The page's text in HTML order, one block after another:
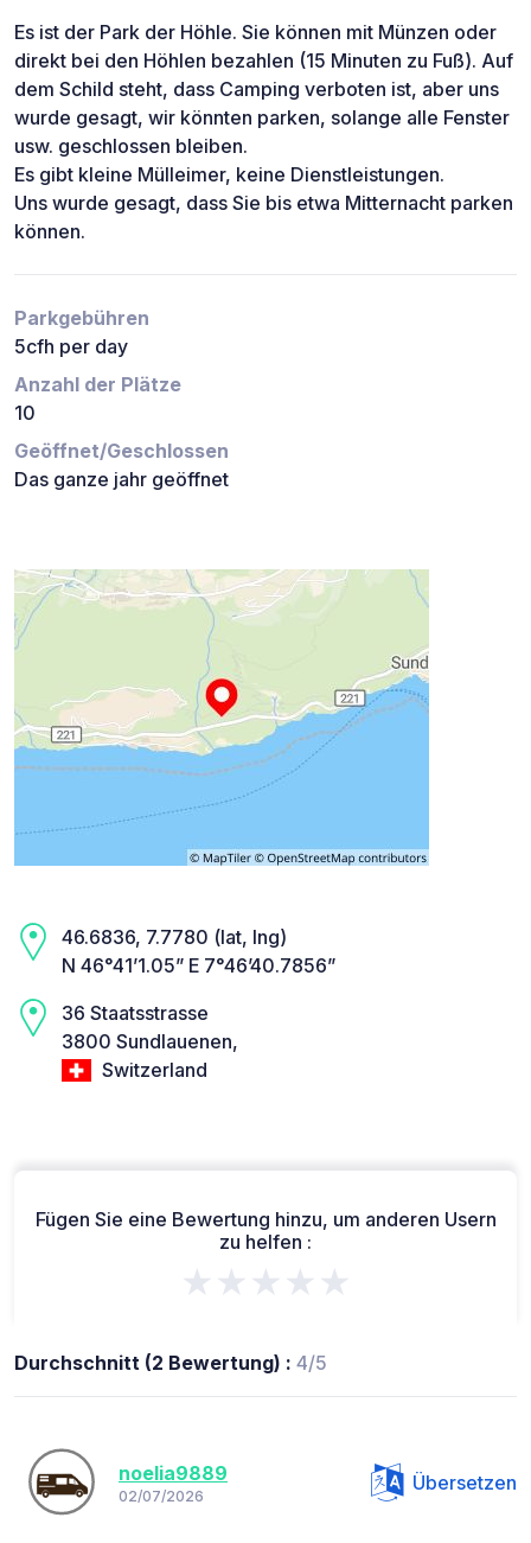
Es ist der Park der Höhle. Sie können mit Münzen oder
direkt bei den Höhlen bezahlen (15 Minuten zu Fuß). Auf
dem Schild steht, dass Camping verboten ist, aber uns
wurde gesagt, wir könnten parken, solange alle Fenster
usw. geschlossen bleiben.
Es gibt kleine Mülleimer, keine Dienstleistungen.
Uns wurde gesagt, dass Sie bis etwa Mitternacht parken
können.
Parkgebühren
5cfh per day
Anzahl der Plätze
10
Geöffnet/Geschlossen
Das ganze jahr geöffnet
46.6836, 7.7780 (lat, lng)
N 46°41’1.05” E 7°46’40.7856”
36 Staatsstrasse
3800 Sundlauenen,
Switzerland
Fügen Sie eine Bewertung hinzu, um anderen Usern
zu helfen :
★★★★★
Durchschnitt (2 Bewertung) : 4/5
noelia9889
02/07/2026
Übersetzen